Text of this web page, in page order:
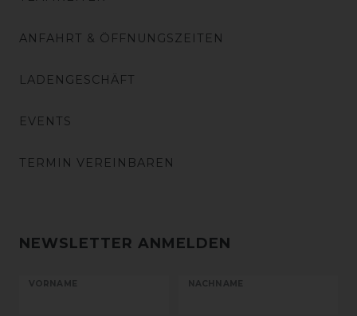
ANFAHRT & ÖFFNUNGSZEITEN
LADENGESCHÄFT
EVENTS
TERMIN VEREINBAREN
NEWSLETTER ANMELDEN
VORNAME NACHNAME